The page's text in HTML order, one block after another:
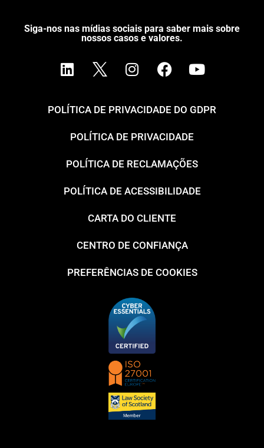
Siga-nos nas mídias sociais para saber mais sobre
nossos casos e valores.
POLÍTICA DE PRIVACIDADE DO GDPR
POLÍTICA DE PRIVACIDADE
POLÍTICA DE RECLAMAÇÕES
POLÍTICA DE ACESSIBILIDADE
CARTA DO CLIENTE
CENTRO DE CONFIANÇA
PREFERÊNCIAS DE COOKIES